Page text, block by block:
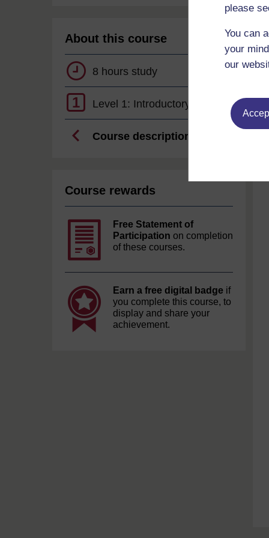
please
You can
your
our
About this course
8 hours study
1 Level 1: Introductory
Course description
Course rewards
Free Statement of
Participation on completion
of these courses.
Earn a free digital badge if
you complete this course, to
display and share your
achievement.